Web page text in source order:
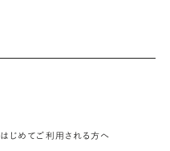
はじめてご利用される方へ